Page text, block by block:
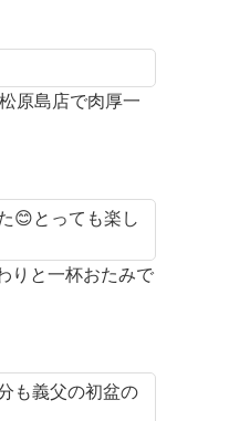
原島店で肉厚一
😊とっても楽し
りと一杯おたみで
も義父の初盆の